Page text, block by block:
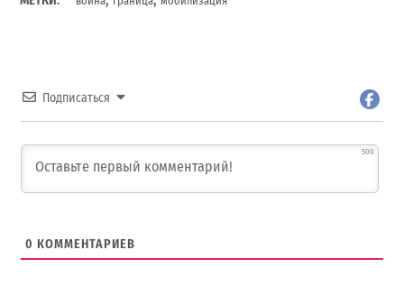
Подписаться
500
0 КОММЕНТАРИЕВ